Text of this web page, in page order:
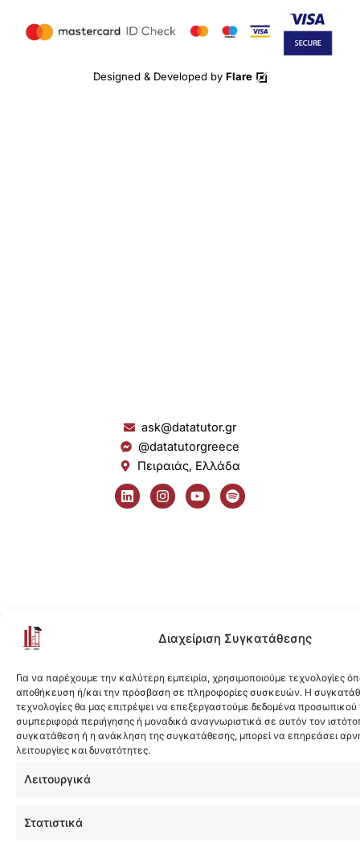
Διαχείριση Συγκατάθεσης
Για να παρέχουμε την καλύτερη εμπειρία, χρησιμοποιούμε τεχνολογίες
αποθήκευση ή/και την πρόσβαση σε πληροφορίες συσκευών. Η
τεχνολογίες θα μας επιτρέψει να επεξεργαστούμε δεδομένα
συμπεριφορά περιήγησης ή μοναδικά αναγνωριστικά σε αυτόν τον
συγκατάθεση ή η ανάκληση της συγκατάθεσης, μπορεί να επηρεάσει
λειτουργίες και δυνατότητες.
Λειτουργικά
Στατιστικά
Designed & Developed by Flare
ask@datatutor.gr
@datatutorgreece
Πειραιάς, Ελλάδα
L
i
n
I
n
s
Y
o
u
S
p
o